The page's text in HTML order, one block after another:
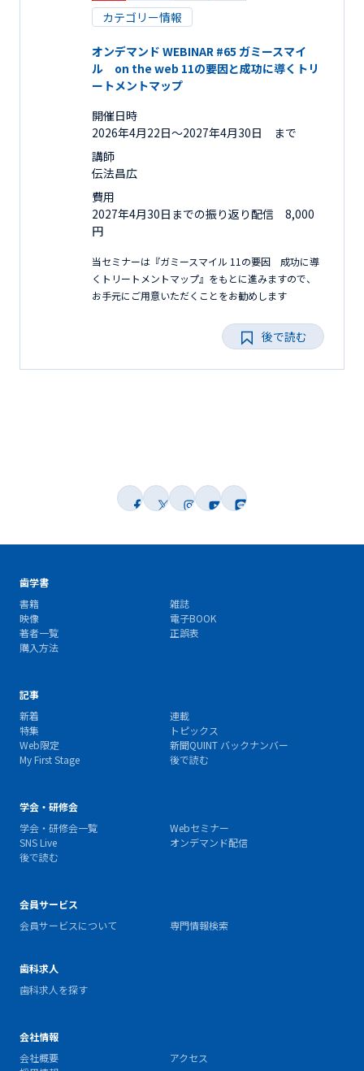
カテゴリー情報
オンデマンド WEBINAR #65 ガミースマイ
ル on the web 11の要因と成功に導くトリ
ートメントマップ
開催日時
2026年4月22日〜2027年4月30日 まで
講師
伝法昌広
費用
2027年4月30日までの振り返り配信 8,000
円
当セミナーは『ガミースマイル 11の要因 成功に導
くトリートメントマップ』をもとに進みますので、
お手元にご用意いただくことをお勧めします
後で読む
歯学書
書籍
雑誌
映像
電子BOOK
著者一覧
正誤表
購入方法
記事
新着
連載
特集
トピックス
Web限定
新聞QUINT バックナンバー
My First Stage
後で読む
学会・研修会
学会・研修会一覧
Webセミナー
SNS Live
オンデマンド配信
後で読む
会員サービス
会員サービスについて
専門情報検索
歯科求人
歯科求人を探す
会社情報
会社概要
アクセス